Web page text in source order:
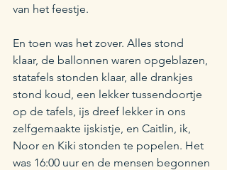
van het feestje.
En toen was het zover. Alles stond
klaar, de ballonnen waren opgeblazen,
statafels stonden klaar, alle drankjes
stond koud, een lekker tussendoortje
op de tafels, ijs dreef lekker in ons
zelfgemaakte ijskistje, en Caitlin, ik,
Noor en Kiki stonden te popelen. Het
was 16:00 uur en de mensen begonnen